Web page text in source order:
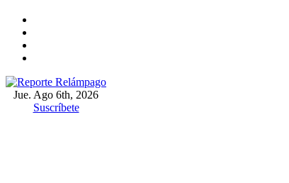
contenido
Reporte Relámpago
Claridad y rigor en cada noticia
Jue. Ago 6th, 2026
Suscríbete